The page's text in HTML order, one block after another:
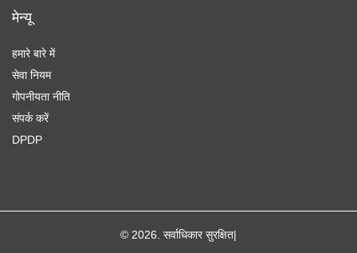
मेन्यू
हमारे बारे में
सेवा नियम
गोपनीयता नीति
संपर्क करें
DPDP
© 2026. सर्वाधिकार सुरक्षित|